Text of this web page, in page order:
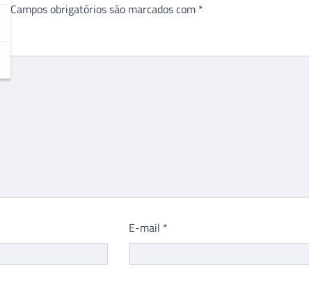
Campos obrigatórios são marcados com *
E-mail *